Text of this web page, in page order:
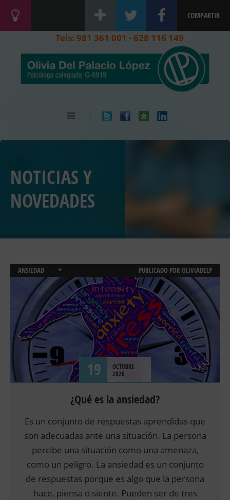
COMPARTIR
Tels: 981 361 001 - 628 116 149
NOTICIAS Y
NOVEDADES
ANSIEDAD
TERAPIA ONLINE
PUBLICADO POR OLIVIADELP
19
OCTUBRE
2020
¿Qué es la ansiedad?
Es un conjunto de respuestas aprendidas que
son adecuadas ante una situación. La persona
percibe una situación como una amenaza,
como un peligro. La ansiedad es un conjunto
de respuestas porque es algo que la persona
hace, piensa o siente. Pueden ser de tres